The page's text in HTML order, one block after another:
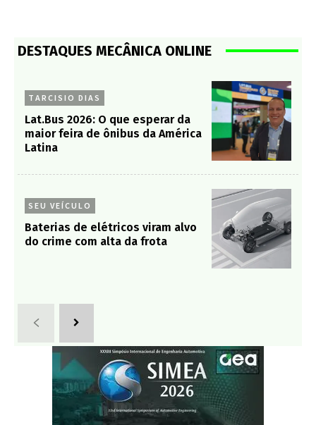
DESTAQUES MECÂNICA ONLINE
TARCISIO DIAS
Lat.Bus 2026: O que esperar da
maior feira de ônibus da América
Latina
SEU VEÍCULO
Baterias de elétricos viram alvo
do crime com alta da frota